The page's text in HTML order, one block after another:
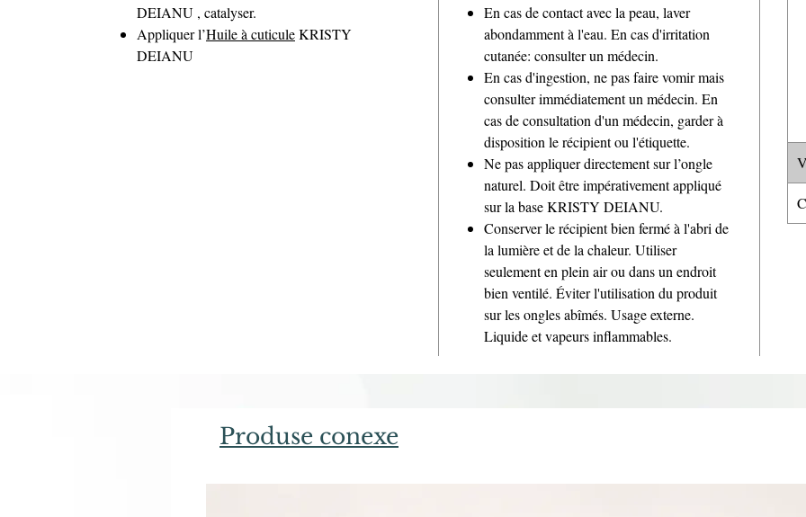
DEIANU , catalyser.
Appliquer l’Huile à cuticuleKRISTY
DEIANU
En cas de contact avec la peau, laver
abondamment à l'eau. En cas d'irritation
cutanée: consulter un médecin.
En cas d'ingestion, ne pas faire vomir mais
consulter immédiatement un médecin. En
cas de consultation d'un médecin, garder à
disposition le récipient ou l'étiquette.
Ne pas appliquer directement sur l’ongle
naturel. Doit être impérativement appliqué
sur la base KRISTY DEIANU.
Conserver le récipient bien fermé à l'abri de
la lumière et de la chaleur. Utiliser
seulement en plein air ou dans un endroit
bien ventilé. Éviter l'utilisation du produit
sur les ongles abîmés. Usage externe.
Liquide et vapeurs inflammables.
Produse conexe